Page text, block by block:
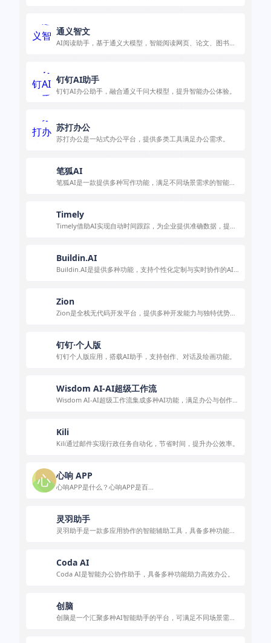
通义智文
AI阅读助手，基于通义大模型，智能阅读网页、论文、图书和
钉钉AI助手
钉钉AI办公助手，融合通义千问大模型，提升智能办公体验。
苏打办公
苏打办公是一站式办公平台，提供多类工具满足办公需求。
笔狐AI
笔狐AI是一款提供多种写作功能，满足不同场景需求的智能写
Timely
Timely借助AI实现自动时间跟踪，为企业提供准确数据，提升
Buildin.AI
Buildin.AI是提供多种功能，支持个性化定制与实时协作的AI
Zion
Zion是全栈无代码开发平台，提供多种开发能力与独特优势，
钉钉·个人版
钉钉个人版应用，搭载AI助手，支持创作、对话及绘画功能。
Wisdom AI-AI超级工作流
Wisdom AI-AI超级工作流集成多种AI功能，满足办公与创作需
Kili
Kili通过邮件实现行政任务自动化，节省时间，提升办公效率。
心响 APP
心响APP是什么？心响APP是百...
灵羽助手
灵羽助手是一款多应用协作的智能辅助工具，具备多种功能，
Coda AI
Coda AI是智能办公协作助手，具备多种功能助力高效办公。
创脑
创脑是一个汇聚多种AI智能助手的平台，可满足不同场景需